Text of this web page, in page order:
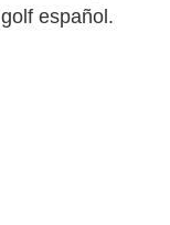
español.